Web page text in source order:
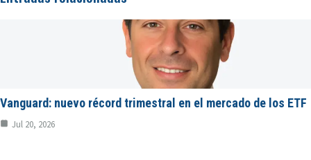
Vanguard: nuevo récord trimestral en el mercado de los ETF
Jul 20, 2026